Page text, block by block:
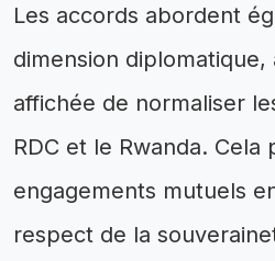
Les accords abordent
dimension
affichée de normaliser
RDC et le Rwanda. Cela
engagements mutuels
respect de la